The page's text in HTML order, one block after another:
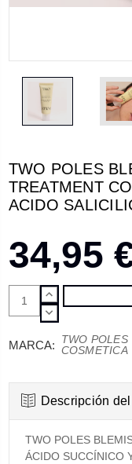
TWO POLES
TREATMENT
ACIDO
34,95
AUMENTAR
CANTIDAD:
DISMINUIR
MARCA:
TWO POLES
COSMETICA
Descripción
TWO POLES
ÁCIDO SUCCÍNICO